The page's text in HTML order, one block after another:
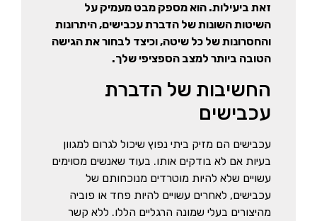
זאת ביעילות. הוא מספק מבט מעמיק על
השיטות השונות של הדברת עכבישים, היתרונות
והחסרונות של כל שיטה, וכיצד לבחור את הגישה
הטובה ביותר למצב הספציפי שלך.
החשיבות של הדברת
עכבישים
עכבישים הם מזיק ביתי נפוץ שיכול לגרום למגוון
בעיות אם לא בודקים אותו. בעוד שאנשים מסוימים
עשויים שלא להיות מוטרדים מנוכחותם של
עכבישים, לאחרים עשויים להיות פחד או פוביה
מהיצורים בעלי שמונה הרגליים הללו. ללא קשר